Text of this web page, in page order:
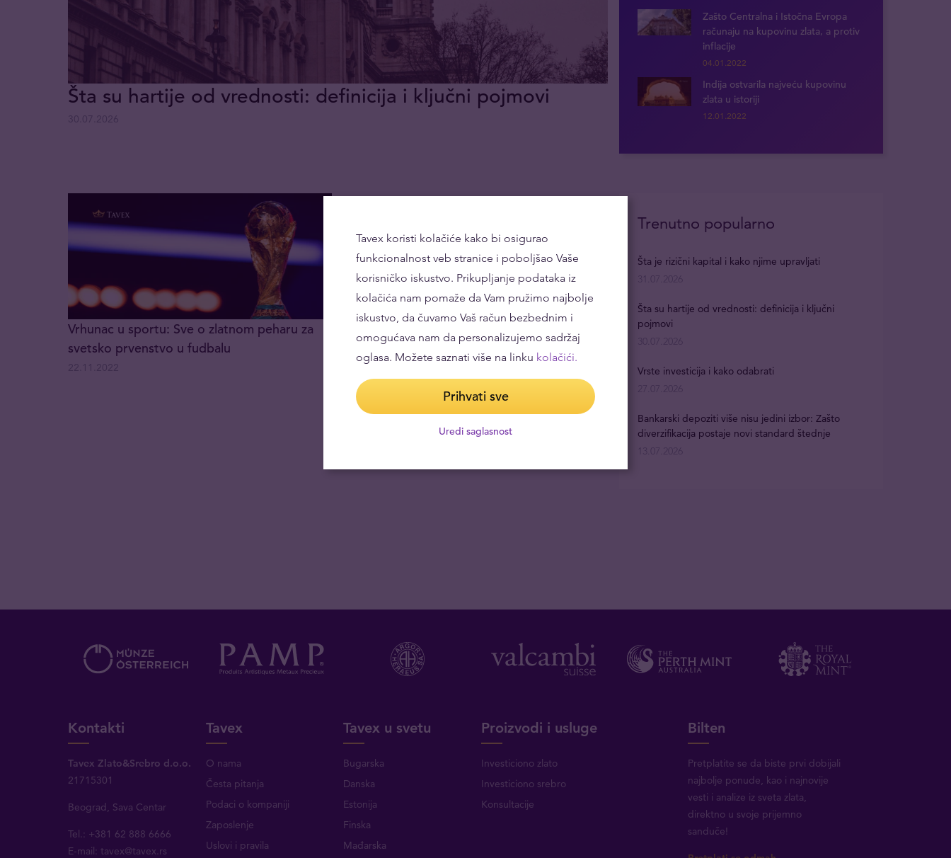
Šta su hartije od vrednosti: definicija i ključni pojmovi
Zašto Centralna i Istočna Evropa
računaju na kupovinu zlata, a protiv
inflacije
04.01.2022
Indija ostvarila najveću kupovinu
zlata u istoriji
12.01.2022
Vrhunac u sportu: Sve o zlatnom peharu za
svetsko prvenstvo u fudbalu
Trenutno popularno
Šta je rizični kapital i kako njime upravljati
31.07.2026
Šta su hartije od vrednosti: definicija i ključni
pojmovi
30.07.2026
Vrste investicija i kako odabrati
27.07.2026
Bankarski depoziti više nisu jedini izbor: Zašto
diverzifikacija postaje novi standard štednje
13.07.2026
Kontakti
Tavex Zlato&Srebro d.o.o.
21715301
Beograd, Sava Centar
Tel.: +381 62 888 6666
E-mail:tavex@tavex.rs
Tavex
O nama
Česta pitanja
Podaci o kompaniji
Zaposlenje
Uslovi i pravila
Tavex u svetu
Bugarska
Danska
Estonija
Finska
Mađarska
Proizvodi i usluge
Investiciono zlato
Investiciono srebro
Konsultacije
Bilten
Pretplatite se da biste prvi dobijali
najbolje ponude, kao i najnovije
vesti i analize iz sveta zlata,
direktno u svoje prijemno
sanduče!
Tavex koristi kolačiće kako bi osigurao
funkcionalnost veb stranice i poboljšao Vaše
korisničko iskustvo. Prikupljanje podataka iz
kolačića nam pomaže da Vam pružimo najbolje
iskustvo, da čuvamo Vaš račun bezbednim i
omogućava nam da personalizujemo sadržaj
oglasa. Možete saznati više na linku kolačići.
Prihvati sve
Uredi saglasnost